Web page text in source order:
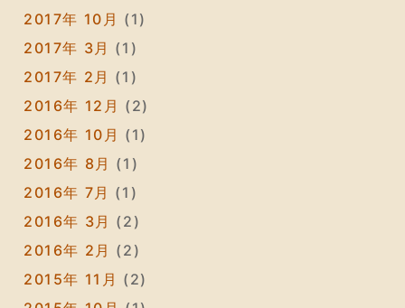
2017年 10月 (1)
2017年 3月 (1)
2017年 2月 (1)
2016年 12月 (2)
2016年 10月 (1)
2016年 8月 (1)
2016年 7月 (1)
2016年 3月 (2)
2016年 2月 (2)
2015年 11月 (2)